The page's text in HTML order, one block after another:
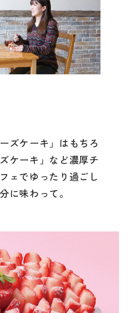
ズケーキ」はもちろ
ケーキ」など濃厚チ
ェでゆったり過ごし
に味わって。